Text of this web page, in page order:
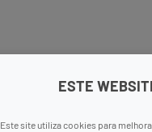
ESTE
Este site utiliza cookies para